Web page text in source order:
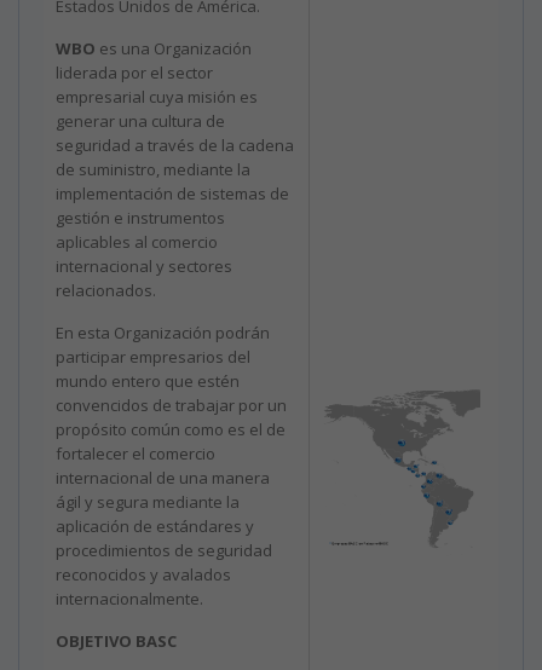
Estados Unidos de América.
WBO es una Organización
liderada por el sector
empresarial cuya misión es
generar una cultura de
seguridad a través de la cadena
de suministro, mediante la
implementación de sistemas de
gestión e instrumentos
aplicables al comercio
internacional y sectores
relacionados.
En esta Organización podrán
participar empresarios del
mundo entero que estén
convencidos de trabajar por un
propósito común como es el de
fortalecer el comercio
internacional de una manera
ágil y segura mediante la
aplicación de estándares y
procedimientos de seguridad
reconocidos y avalados
internacionalmente.
OBJETIVO BASC